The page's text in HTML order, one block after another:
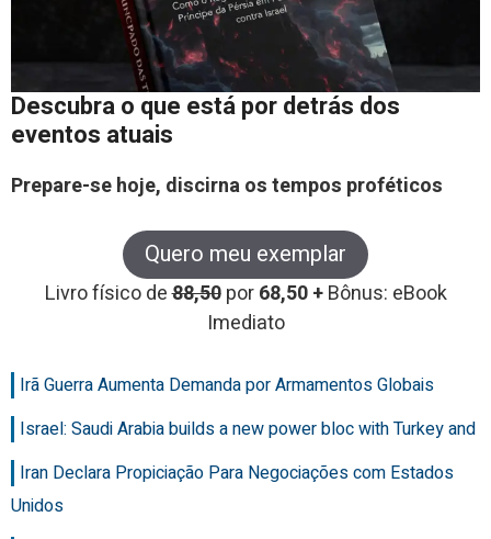
Descubra o que está por detrás dos
eventos atuais
Prepare-se hoje, discirna os tempos proféticos
Quero meu exemplar
Livro físico de88,50 por68,50 +Bônus: eBook
Imediato
Irã Guerra Aumenta Demanda por Armamentos Globais
Israel: Saudi Arabia builds a new power bloc with Turkey and
Iran Declara Propiciação Para Negociações com Estados
Unidos